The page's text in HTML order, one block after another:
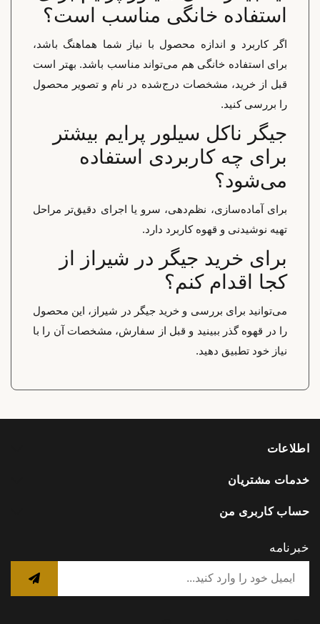
استفاده خانگی مناسب است؟
اگر کاربرد و اندازه محصول با نیاز شما هماهنگ باشد،
برای استفاده خانگی هم می‌تواند مناسب باشد. بهتر است
قبل از خرید، مشخصات درج‌شده در نام و تصویر محصول
را بررسی کنید.
جیگر ناکل سیلور پرایم بیشتر
برای چه کاربردی استفاده
می‌شود؟
برای آماده‌سازی، نظم‌دهی، سرو یا اجرای دقیق‌تر مراحل
تهیه نوشیدنی و قهوه کاربرد دارد.
برای خرید جیگر در شیراز از
کجا اقدام کنم؟
می‌توانید برای بررسی و خرید جیگر در شیراز، این محصول
را در قهوه گذر ببینید و قبل از سفارش، مشخصات آن را با
نیاز خود تطبیق دهید.
اطلاعات
خدمات مشتریان
حساب کاربری من
خبرنامه